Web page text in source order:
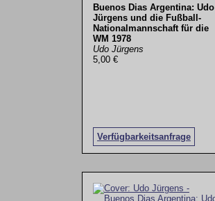
Buenos Dias Argentina: Udo
Jürgens und die Fußball-
Nationalmannschaft für die
WM 1978
Udo Jürgens
5,00 €
Verfügbarkeitsanfrage